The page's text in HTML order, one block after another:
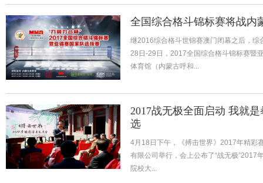
全国综合格斗锦标赛将战内
继2016综合格斗世锦赛澳门闭幕之后，
28日-29日，2017全国综合格斗锦标赛暨
体育馆（内蒙古呼和...
2017战无极全面启动 我就
选
4月18日下午，《搏击世界》2017年精彩
有限公司举行，会上公布了“战无极”2017
院校大...